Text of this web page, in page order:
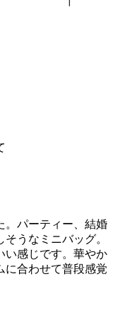
。パーティー、結婚
うなミニバッグ。
い感じです。華やか
に合わせて普段感覚